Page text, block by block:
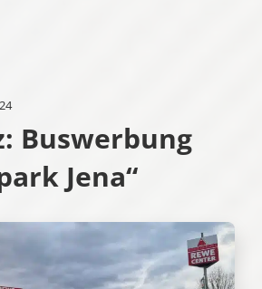
Buswerbung
Jena“